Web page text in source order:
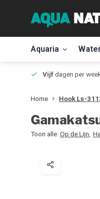
Aquaria
Vijfdagen per
Home Hook Ls-
Toon alle: Op de Lijn